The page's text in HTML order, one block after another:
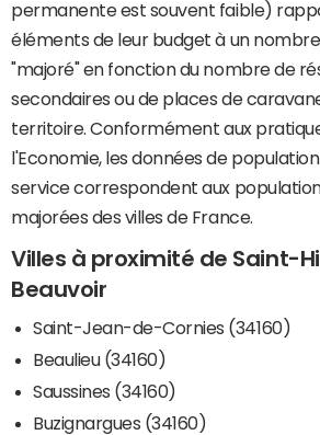
permanente est souvent faible)
éléments de leur budget à un
"majoré" en fonction du nombre de
secondaires ou de places de
territoire. Conformément aux
l'Economie, les données de
service correspondent aux
majorées des villes de France.
Villes à proximité de Saint-
Beauvoir
Saint-Jean-de-Cornies (34160)
Beaulieu (34160)
Saussines (34160)
Buzignargues (34160)